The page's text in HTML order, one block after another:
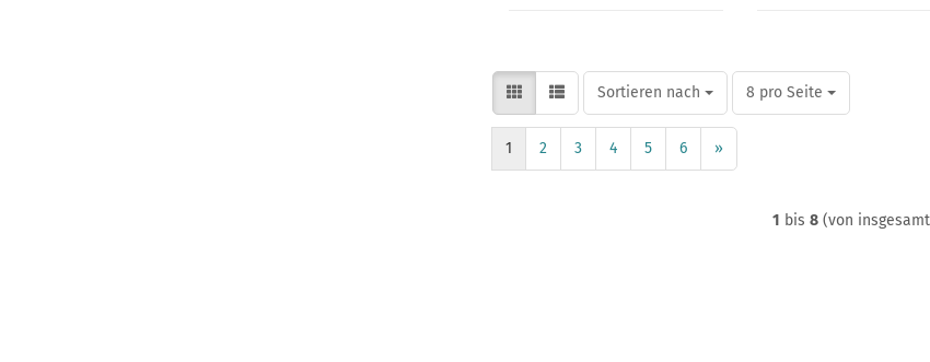
Sortieren nach
Sortieren nach 8 pro Seite
pro Seite
1 2 3 4 5 6 »
1 bis8 (von